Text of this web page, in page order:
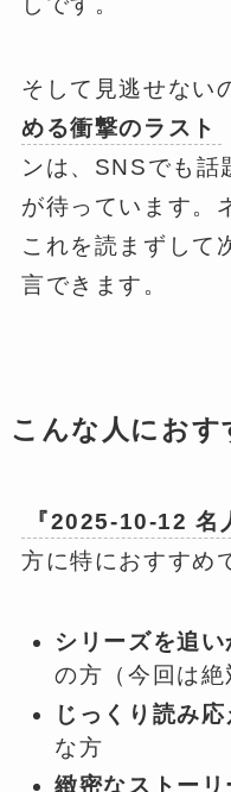
そして見逃せない
める衝撃のラスト
ンは、SNSでも話
が待っています。
これを読まずして
言できます。
こんな人におす
『2025-10-12 名
方に特におすすめ
シリーズを追
の方（今回は絶
じっくり読み
な方
緻密なストーリ